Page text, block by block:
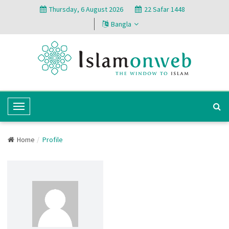
Thursday, 6 August 2026
22 Safar 1448
Bangla
T
o
g
Home Profile